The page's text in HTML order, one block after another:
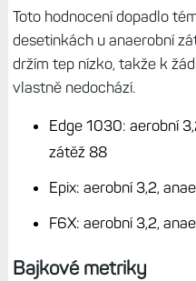
Toto hodnocení dopadlo
desetinkách u anaerobní
držím tep nízko, takže k
vlastně nedochází.
Edge 1030: aerobní
zátěž 88
Epix: aerobní 3,2,
F6X: aerobní 3,2,
Bajkové metriky